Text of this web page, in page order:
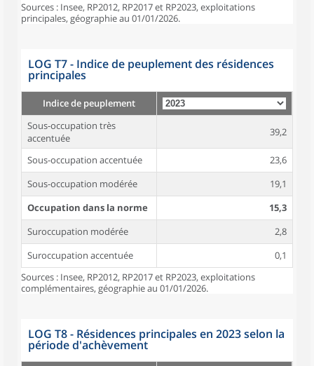
Sources : Insee, RP2012, RP2017 et RP2023, exploitations
principales, géographie au 01/01/2026.
LOG T7 - Indice de peuplement des résidences
principales
Indice de peuplement
Sous-occupation très
accentuée
39,2
Sous-occupation accentuée
23,6
Sous-occupation modérée
19,1
Occupation dans la norme
15,3
Suroccupation modérée
2,8
Suroccupation accentuée
0,1
Sources : Insee, RP2012, RP2017 et RP2023, exploitations
complémentaires, géographie au 01/01/2026.
LOG T8 - Résidences principales en 2023 selon la
période d'achèvement